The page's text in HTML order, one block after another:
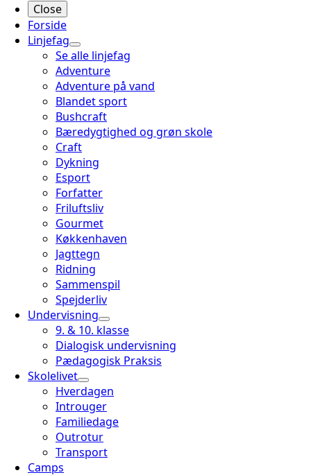
Close
Forside
Linjefag
Se alle linjefag
Adventure
Adventure på vand
Blandet sport
Bushcraft
Bæredygtighed og grøn skole
Craft
Dykning
Esport
Forfatter
Friluftsliv
Gourmet
Køkkenhaven
Jagttegn
Ridning
Sammenspil
Spejderliv
Undervisning
9. & 10. klasse
Dialogisk undervisning
Pædagogisk Praksis
Skolelivet
Hverdagen
Introuger
Familiedage
Outrotur
Transport
Camps